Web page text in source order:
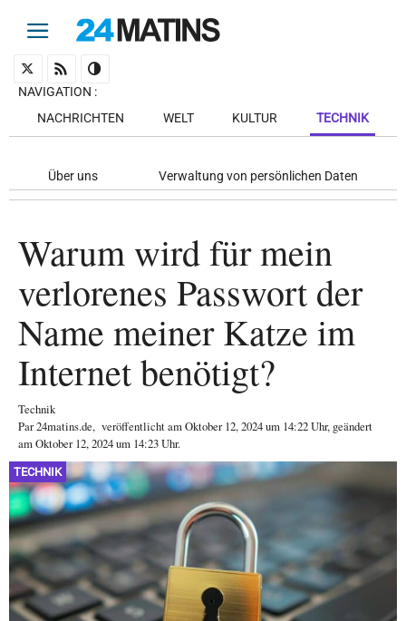
NAVIGATION :
NACHRICHTEN
WELT KULTUR TECHNIK
Über uns Verwaltung von persönlichen Daten
Warum wird für mein
verlorenes Passwort der
Name meiner Katze im
Internet benötigt?
Technik
Par24matins.de, veröffentlicht amOktober 12, 2024um 14:22 Uhr, geändert
am Oktober 12, 2024 um 14:23 Uhr.
TECHNIK